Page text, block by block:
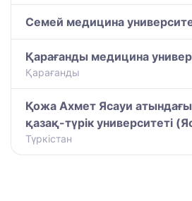
Семей медицина
Қарағанды медицина
Қарағанды
Қожа Ахмет Ясауи
қазақ-түрiк университетi
Түркістан